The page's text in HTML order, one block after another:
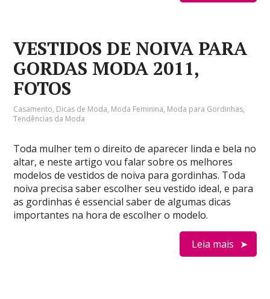
VESTIDOS DE NOIVA PARA
GORDAS MODA 2011,
FOTOS
Casamento, Dicas de Moda, Moda Feminina, Moda para Gordinhas,
Tendências da Moda
Toda mulher tem o direito de aparecer linda e bela no
altar, e neste artigo vou falar sobre os melhores
modelos de vestidos de noiva para gordinhas. Toda
noiva precisa saber escolher seu vestido ideal, e para
as gordinhas é essencial saber de algumas dicas
importantes na hora de escolher o modelo.
Leia mais